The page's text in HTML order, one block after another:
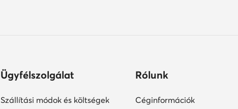
Ügyfélszolgálat
Szállítási módok és költségek
Rólunk
Céginformációk